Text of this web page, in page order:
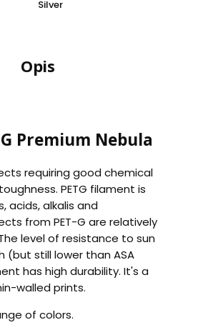
Silver
Opis
Premium Nebula
requiring good chemical
PETG filament is
acids, alkalis and
from PET-G are relatively
level of resistance to sun
(but still lower than ASA
has high durability. It's a
walled prints.
of colors.